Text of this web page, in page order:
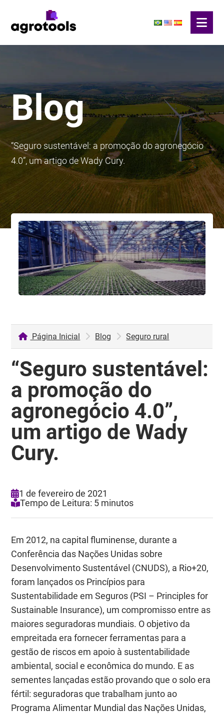
Blog
“Seguro sustentável: a promoção do agronegócio
4.0”, um artigo de Wady Cury.
Página Inicial Blog Seguro rural
“Seguro sustentável:
a promoção do
agronegócio 4.0”,
um artigo de Wady
Cury.
1 de fevereiro de 2021
Tempo de Leitura: 5 minutos
Em 2012, na capital fluminense, durante a
Conferência das Nações Unidas sobre
Desenvolvimento Sustentável (CNUDS), a Rio+20,
foram lançados os Princípios para
Sustentabilidade em Seguros (PSI – Principles for
Sustainable Insurance), um compromisso entre as
maiores seguradoras mundiais. O objetivo da
empreitada era fornecer ferramentas para a
gestão de riscos em apoio à sustentabilidade
ambiental, social e econômica do mundo. E as
sementes lançadas estão provando que o solo era
fértil: seguradoras que trabalham junto ao
Programa Alimentar Mundial das Nações Unidas,